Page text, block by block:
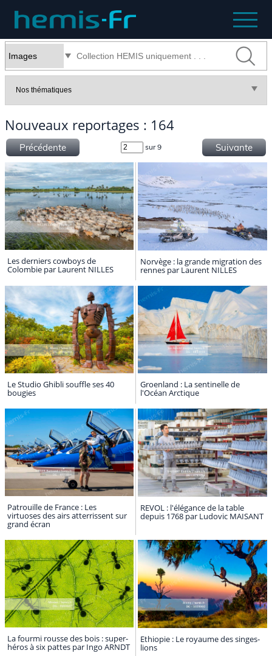
Nouveaux reportages : 164
Précédente sur 9 Suivante
Les derniers cowboys de
Colombie par Laurent NILLES
Norvège : la grande migration des
rennes par Laurent NILLES
Le Studio Ghibli souffle ses 40
bougies
Groenland : La sentinelle de
l'Océan Arctique
Patrouille de France : Les
virtuoses des airs atterrissent sur
grand écran
REVOL : l'élégance de la table
depuis 1768 par Ludovic MAISANT
La fourmi rousse des bois : super-
héros à six pattes par Ingo ARNDT
Ethiopie : Le royaume des singes-
lions